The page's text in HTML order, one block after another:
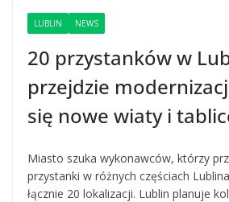
LUBLIN NEWS
20 przystanków w
przejdzie
się nowe wiaty i
Miasto szuka wykonawców, którzy
przystanki w różnych częściach
łącznie 20 lokalizacji. Lublin planuje